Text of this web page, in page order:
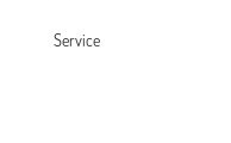
Service